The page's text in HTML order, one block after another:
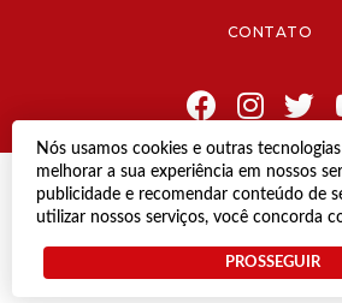
Nós usamos cookies e outras
melhorar a sua experiência em nossos
publicidade e recomendar conteúdo de
utilizar nossos serviços, você concorda
PROSSEGUIR
CONTATO
© Copyright 2021 Diário de
Todos os direitos
Desenvolvido por
Termos e Políticas de Uso